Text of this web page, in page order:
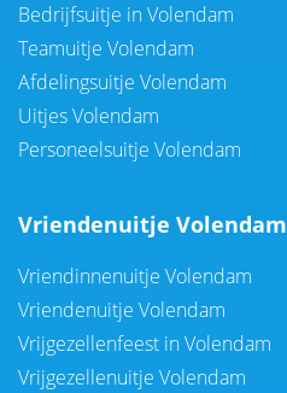
Bedrijfsuitje in Volendam
Teamuitje Volendam
Afdelingsuitje Volendam
Uitjes Volendam
Personeelsuitje Volendam
Vriendenuitje Volendam
Vriendinnenuitje Volendam
Vriendenuitje Volendam
Vrijgezellenfeest in Volendam
Vrijgezellenuitje Volendam